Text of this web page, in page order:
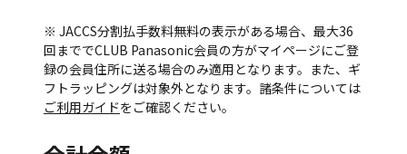
※ JACCS分割払手数料無料の表示がある場合、最大36
回まででCLUB Panasonic会員の方がマイページにご登
録の会員住所に送る場合のみ適用となります。また、ギ
フトラッピングは対象外となります。諸条件については
ご利用ガイドをご確認ください。